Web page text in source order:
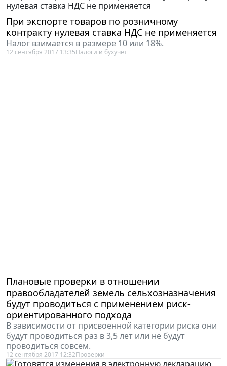
При экспорте товаров по розничному
контракту нулевая ставка НДС не применяется
Налог взимается в размере 10 или 18%.
12 сентября 2017 13:35Налоги и бухучет
Плановые проверки в отношении
правообладателей земель сельхозназначения
будут проводиться с применением риск-
ориентированного подхода
В зависимости от присвоенной категории риска они
будут проводиться раз в 3,5 лет или не будут
проводиться совсем.
12 сентября 2017 12:32Проверки